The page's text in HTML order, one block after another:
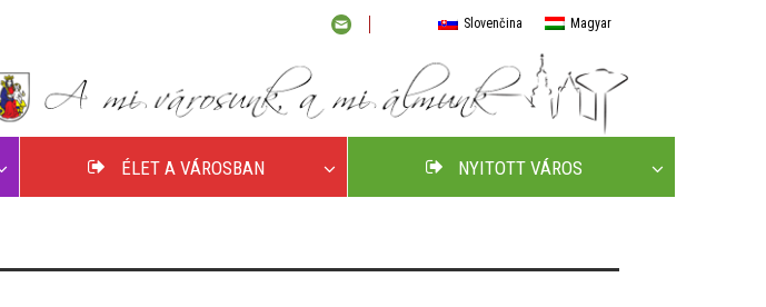
Slovenčina Magyar
ÉLET A VÁROSBAN NYITOTT VÁROS